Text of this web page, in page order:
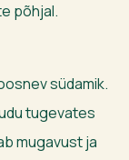
põhjal.
südamik.
tugevates
mugavust ja